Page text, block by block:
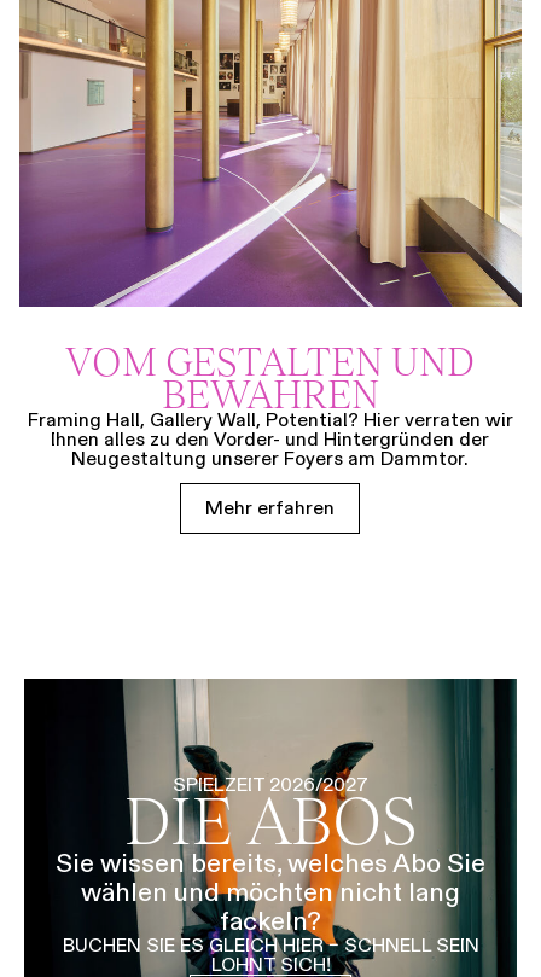
VOM GESTALTEN UND
BEWAHREN
Framing Hall, Gallery Wall, Potential? Hier verraten wir
Ihnen alles zu den Vorder- und Hintergründen der
Neugestaltung unserer Foyers am Dammtor.
Mehr erfahren
SPIELZEIT 2026/2027
DIE ABOS
Sie wissen bereits, welches Abo Sie
wählen und möchten nicht lang
fackeln?
BUCHEN SIE ES GLEICH HIER – SCHNELL SEIN
LOHNT SICH!